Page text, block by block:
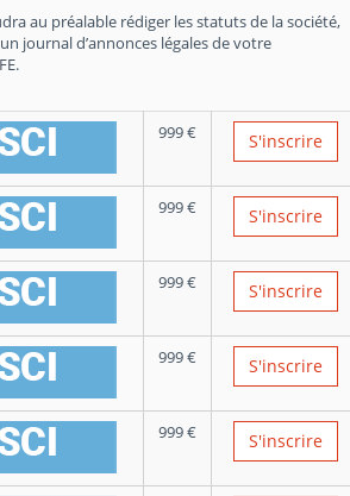
au préalable rédiger les statuts de la société,
journal d’annonces légales de votre
999€ S'inscrire
999€ S'inscrire
999€ S'inscrire
999€ S'inscrire
999€ S'inscrire